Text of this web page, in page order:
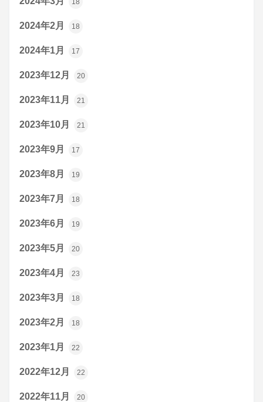
18
2024年2月 18
2024年1月 17
2023年12月 20
2023年11月 21
2023年10月 21
2023年9月 17
2023年8月 19
2023年7月 18
2023年6月 19
2023年5月 20
2023年4月 23
2023年3月 18
2023年2月 18
2023年1月 22
2022年12月 22
2022年11月 20